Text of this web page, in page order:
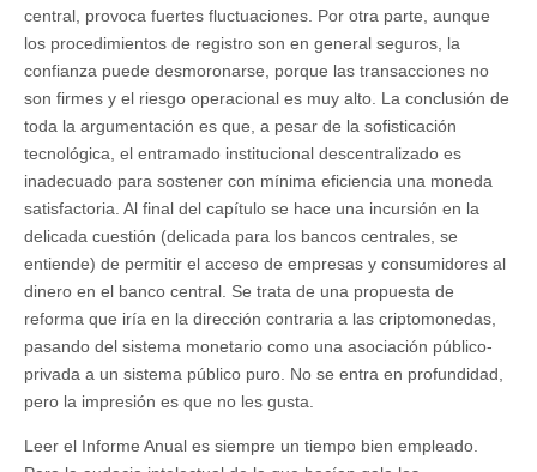
central, provoca fuertes fluctuaciones. Por otra parte, aunque
los procedimientos de registro son en general seguros, la
confianza puede desmoronarse, porque las transacciones no
son firmes y el riesgo operacional es muy alto. La conclusión de
toda la argumentación es que, a pesar de la sofisticación
tecnológica, el entramado institucional descentralizado es
inadecuado para sostener con mínima eficiencia una moneda
satisfactoria. Al final del capítulo se hace una incursión en la
delicada cuestión (delicada para los bancos centrales, se
entiende) de permitir el acceso de empresas y consumidores al
dinero en el banco central. Se trata de una propuesta de
reforma que iría en la dirección contraria a las criptomonedas,
pasando del sistema monetario como una asociación público-
privada a un sistema público puro. No se entra en profundidad,
pero la impresión es que no les gusta.
Leer el Informe Anual es siempre un tiempo bien empleado.